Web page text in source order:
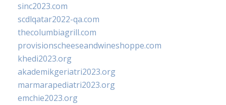
sinc2023.com
scdlqatar2022-qa.com
thecolumbiagrill.com
provisionscheeseandwineshoppe.com
khedi2023.org
akademikgeriatri2023.org
marmarapediatri2023.org
emchie2023.org